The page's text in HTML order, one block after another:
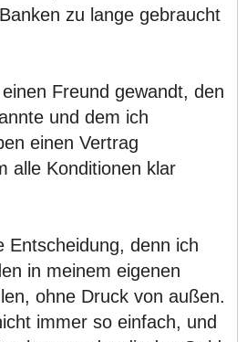
zu lange gebraucht
Freund gewandt, den
und dem ich
einen Vertrag
alle Konditionen klar
Entscheidung, denn ich
in meinem eigenen
ohne Druck von außen.
immer so einfach, und